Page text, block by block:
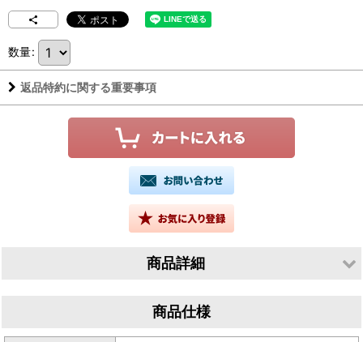
数量:
返品特約に関する重要事項
商品詳細
商品仕様